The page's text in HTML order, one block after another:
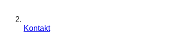
Kontakt